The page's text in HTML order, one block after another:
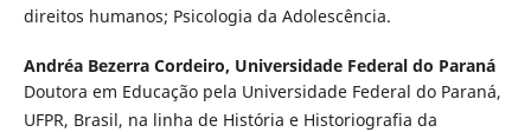
direitos humanos; Psicologia da Adolescência.
Andréa Bezerra Cordeiro, Universidade Federal do Paraná
Doutora em Educação pela Universidade Federal do Paraná,
UFPR, Brasil, na linha de História e Historiografia da